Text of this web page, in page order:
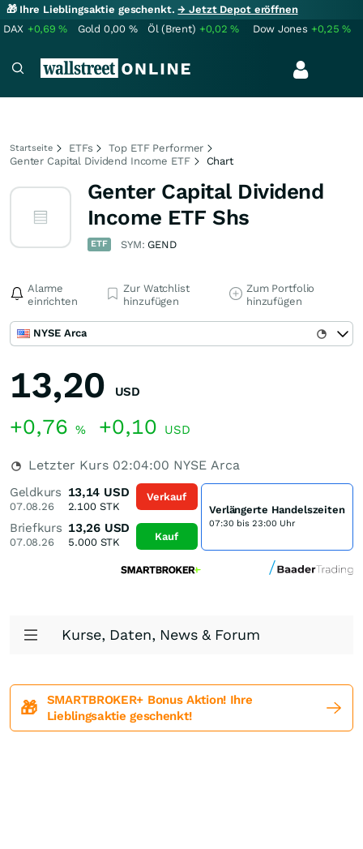
🎁 Ihre Lieblingsaktie geschenkt.→ Jetzt Depot eröffnen
DAX +0,69% Gold 0,00 % Öl (Brent) +0,02% Dow Jones +0,25%
Startseite ETFs
Top ETF Performer
Genter Capital Dividend Income ETF
Chart
Genter Capital Dividend
Income ETF Shs
ETF SYM: GEND
Alarme
einrichten
Zur Watchlist
hinzufügen
Zum Portfolio
hinzufügen
NYSE Arca
13,20 USD
+0,76 % +0,10 USD
Letzter Kurs 02:04:00 NYSE Arca
Geldkurs
07.08.26
13,14 USD
2.100STK
Briefkurs
07.08.26
13,26 USD
5.000STK
Verkauf
Kauf
Verlängerte Handelszeiten
07:30 bis 23:00 Uhr
Kurse, Daten, News & Forum
🎁
SMARTBROKER+ Bonus Aktion! Ihre
Lieblingsaktie geschenkt!